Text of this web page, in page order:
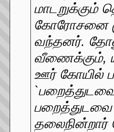
மாடறுக்கும்
கோரோசனை
வந்தனர்.
வீணைக்கும்,
ஊர் கோயில்
பறைத்துடவை